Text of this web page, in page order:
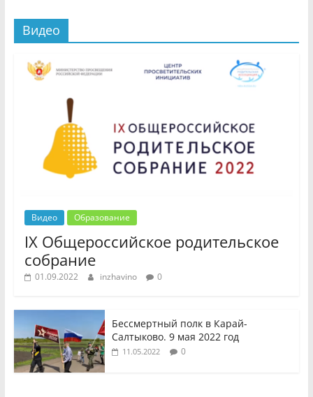
Видео
Видео Образование
IX Общероссийское родительское
собрание
01.09.2022 inzhavino 0
Бессмертный полк в Карай-
Салтыково. 9 мая 2022 год
11.05.2022 0